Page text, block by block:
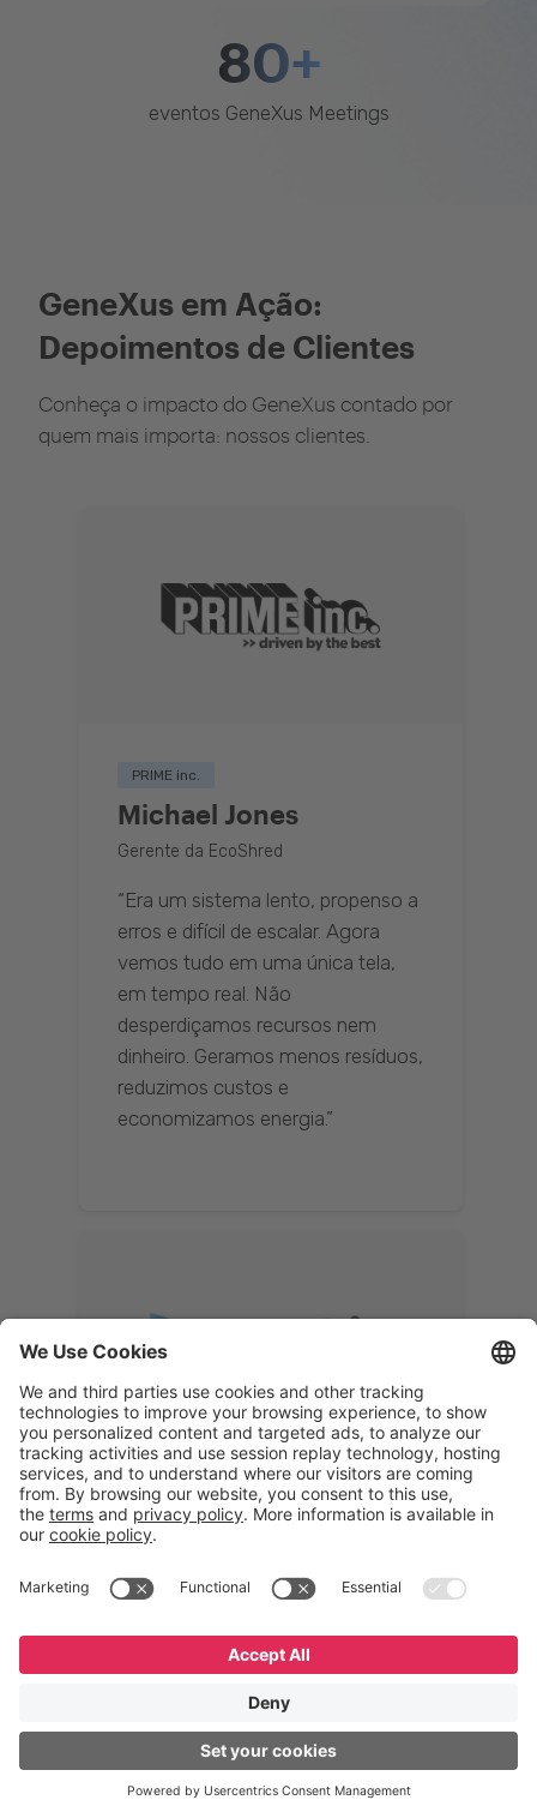
80+
eventos GeneXus Meetings
GeneXus em Ação:
Depoimentos de Clientes
Conheça o impacto do GeneXus contado por
quem mais importa: nossos clientes.
PRIME inc.
Michael Jones
Gerente da EcoShred
“Era um sistema lento, propenso a
erros e difícil de escalar. Agora
vemos tudo em uma única tela,
em tempo real. Não
desperdiçamos recursos nem
dinheiro. Geramos menos resíduos,
reduzimos custos e
economizamos energia.”
Memphis
Eduardo Ribeiro
CEO
uma solução 360°, que permite
logística reversa. Podemos
verificar, analisar, recondicionar e
reintegrar equipamentos à cadeia,